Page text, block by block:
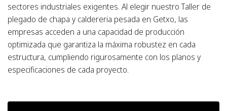
sectores industriales exigentes. Al elegir nuestro Taller de
plegado de chapa y caldereria pesada en Getxo, las
empresas acceden a una capacidad de producción
optimizada que garantiza la máxima robustez en cada
estructura, cumpliendo rigurosamente con los planos y
especificaciones de cada proyecto.